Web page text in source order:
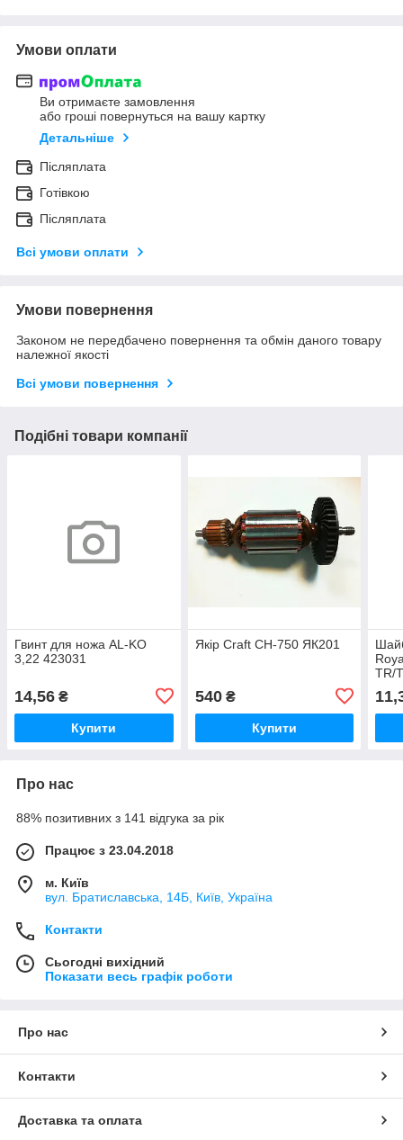
Умови оплати
Ви отримаєте замовлення
або гроші повернуться на вашу картку
Детальніше
Післяплата
Готівкою
Післяплата
Всі умови оплати
Умови повернення
Законом не передбачено повернення та обмін даного товару
належної якості
Всі умови повернення
Подібні товари компанії
Гвинт для ножа AL-KO
3,22 423031
14,56 ₴
Купити
Якір Craft CH-750 ЯК201
540₴
Купити
TR/
Про нас
88% позитивних з 141 відгука за рік
Працює з 23.04.2018
м. Київ
вул. Братиславська, 14Б, Київ, Україна
Контакти
Сьогодні вихідний
Показати весь графік роботи
Про нас
Контакти
Доставка та оплата